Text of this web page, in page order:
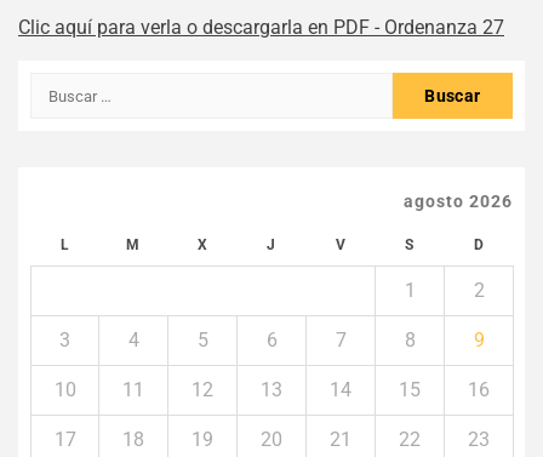
Clic aquí para verla o descargarla en PDF - Ordenanza 27
Buscar:
agosto 2026
L M X J V S D
1 2
3 4 5 6 7 8 9
10 11 12 13 14 15 16
17 18 19 20 21 22 23